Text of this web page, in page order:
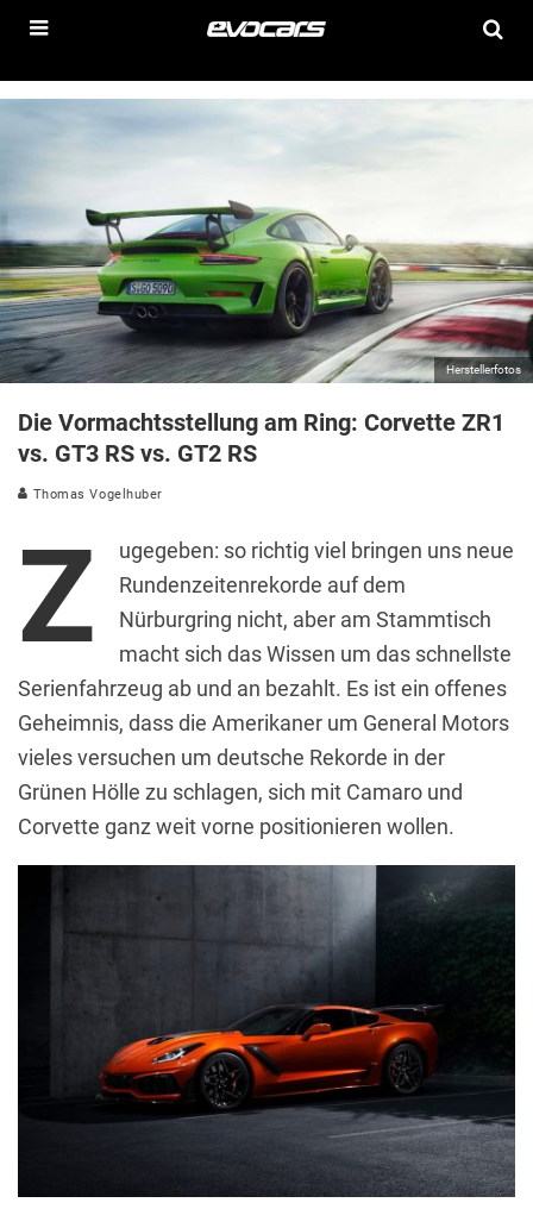
Herstellerfotos
Die Vormachtsstellung am Ring: Corvette ZR1
vs. GT3 RS vs. GT2 RS
Thomas Vogelhuber
Z
ugegeben: so richtig viel bringen uns neue
Rundenzeitenrekorde auf dem
Nürburgring nicht, aber am Stammtisch
macht sich das Wissen um das schnellste
Serienfahrzeug ab und an bezahlt. Es ist ein offenes
Geheimnis, dass die Amerikaner um General Motors
vieles versuchen um deutsche Rekorde in der
Grünen Hölle zu schlagen, sich mit Camaro und
Corvette ganz weit vorne positionieren wollen.